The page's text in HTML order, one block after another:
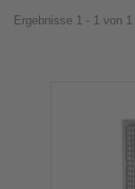
Ergebnisse 1 - 1 von 1